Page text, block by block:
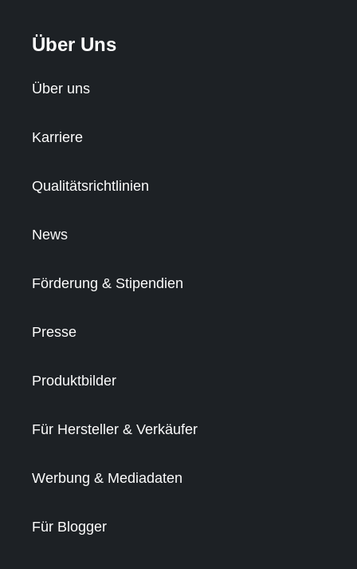
Über Uns
Über uns
Karriere
Qualitätsrichtlinien
News
Förderung & Stipendien
Presse
Produktbilder
Für Hersteller & Verkäufer
Werbung & Mediadaten
Für Blogger